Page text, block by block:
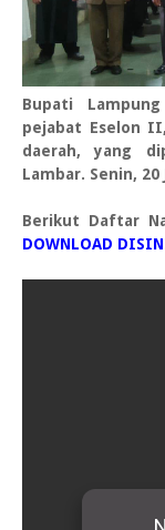
Bupati
pejabat Eselon
daerah, yang
Lambar. Senin, 20
Berikut Daftar
DOWNLOAD